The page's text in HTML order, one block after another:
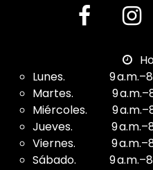
Lunes. 9 a.m.–8
Martes. 9 a.m.–8
Miércoles. 9
Jueves. 9 a.m.–8
Viernes. 9 a.m.–8
Sábado. 9 a.m.–8